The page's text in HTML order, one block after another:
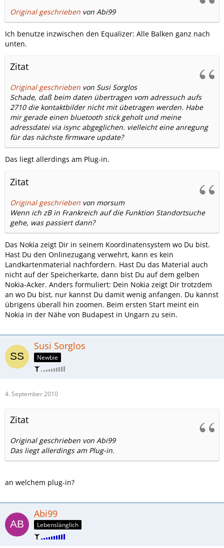
Original geschrieben von Abi99
Ich benutze inzwischen den Equalizer: Alle Balken ganz nach
unten.
Zitat
Original geschrieben von Susi Sorglos
Schade, daß beim daten übertragen vom adressuch aufs
2710 die kontaktbilder nicht mit übetragen werden. Habe
mir gerade einen bluetooth stick geholt und meine
adressdatei via isync abgeglichen. vielleicht eine anregung
für das nächste firmware update?
Das liegt allerdings am Plug-in.
Zitat
Original geschrieben von morsum
Wenn ich zB in Frankreich auf die Funktion Standortsuche
gehe, was passiert dann?
Das Nokia zeigt Dir in seinem Koordinatensystem wo Du bist.
Hast Du den Onlinezugang verwehrt, kann es kein
Landkartenmaterial nachfordern. Hast Du das Material auch
nicht auf der Speicherkarte, dann bist Du auf dem gelben
Nokia-Acker. Anders formuliert: Dein Nokia zeigt Dir trotzdem
an wo Du bist, nur kannst Du damit wenig anfangen. Du kannst
übrigens überall hin zoomen. Beim ersten Start meint ein
Nokia in der Nähe von Budapest in Ungarn zu sein.
Susi Sorglos
Newbie
4. September 2010
Zitat
Original geschrieben von Abi99
Das liegt allerdings am Plug-in.
an welchem plug-in?
Abi99
Lebenslänglich